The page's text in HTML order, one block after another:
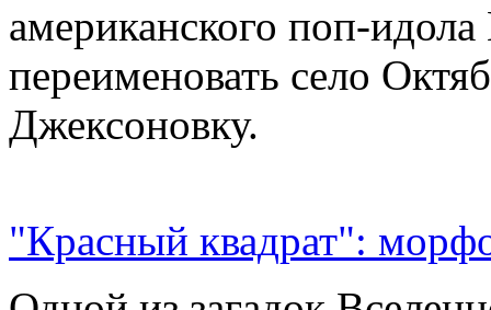
американского поп-
переименовать село
Джексоновку.
"Красный квадрат":